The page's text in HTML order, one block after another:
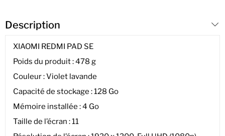
Description
XIAOMI REDMI PAD SE
Poids du produit : 478 g
Couleur : Violet lavande
Capacité de stockage : 128 Go
Mémoire installée : 4 Go
Taille de l’écran : 11